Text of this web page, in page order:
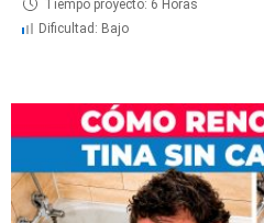
Tiempo proyecto: 6 Horas
Dificultad: Bajo